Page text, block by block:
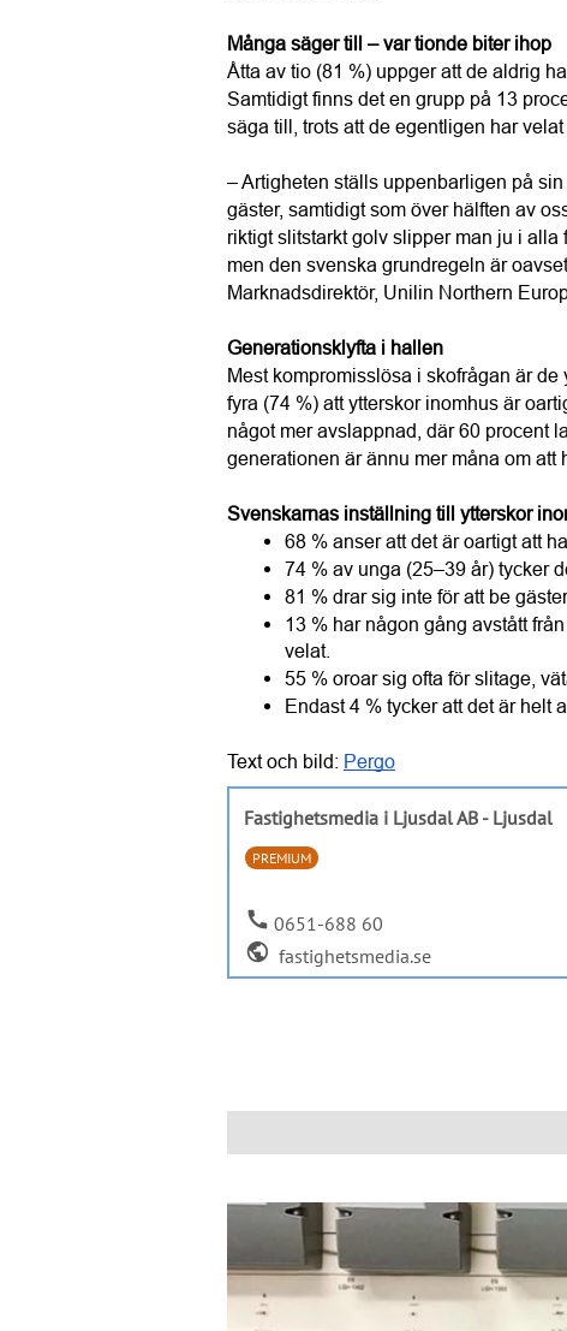
Många säger till – var tionde biter ihop
Åtta av tio (81 %) uppger att de aldrig
Samtidigt finns det en grupp på 13
säga till, trots att de egentligen har
– Artigheten ställs uppenbarligen på
gäster, samtidigt som över hälften av
riktigt slitstarkt golv slipper man ju i alla
men den svenska grundregeln är
Marknadsdirektör, Unilin Northern
Generationsklyfta i hallen
Mest kompromisslösa i skofrågan är
fyra (74 %) att ytterskor inomhus är
något mer avslappnad, där 60 procent
generationen är ännu mer måna om att
Svenskarnas inställning till ytterskor
68 % anser att det är oartigt att
74 % av unga (25–39 år) tycker
81 % drar sig inte för att be
13 % har någon gång avstått
velat.
55 % oroar sig ofta för slitage,
Endast 4 % tycker att det är helt
Text och bild: Pergo
Fastighetsmedia i Ljusdal AB - Ljusdal
PREMIUM
call 0651-688 60
public fastighetsmedia.se